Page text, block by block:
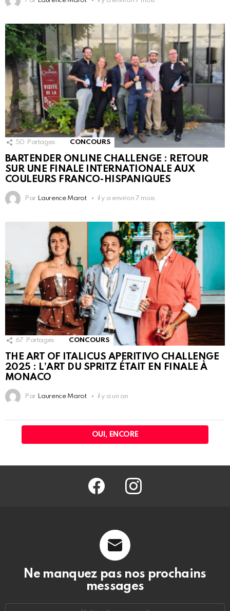
50 Partages CONCOURS
BARTENDER ONLINE CHALLENGE : RETOUR
SUR UNE FINALE INTERNATIONALE AUX
COULEURS FRANCO-HISPANIQUES
Par Laurence Marot il y a environ 7 mois
67 Partages CONCOURS
THE ART OF ITALICUS APERITIVO CHALLENGE
2025 : L’ART DU SPRITZ ÉTAIT EN FINALE À
MONACO
Par Laurence Marot il y a un an
OUI, ENCORE
facebook @barmag.fr
Ne manquez pas nos prochains
messages